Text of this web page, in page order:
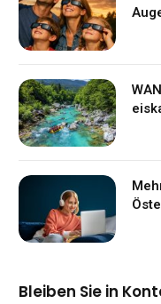
Bleiben Sie in